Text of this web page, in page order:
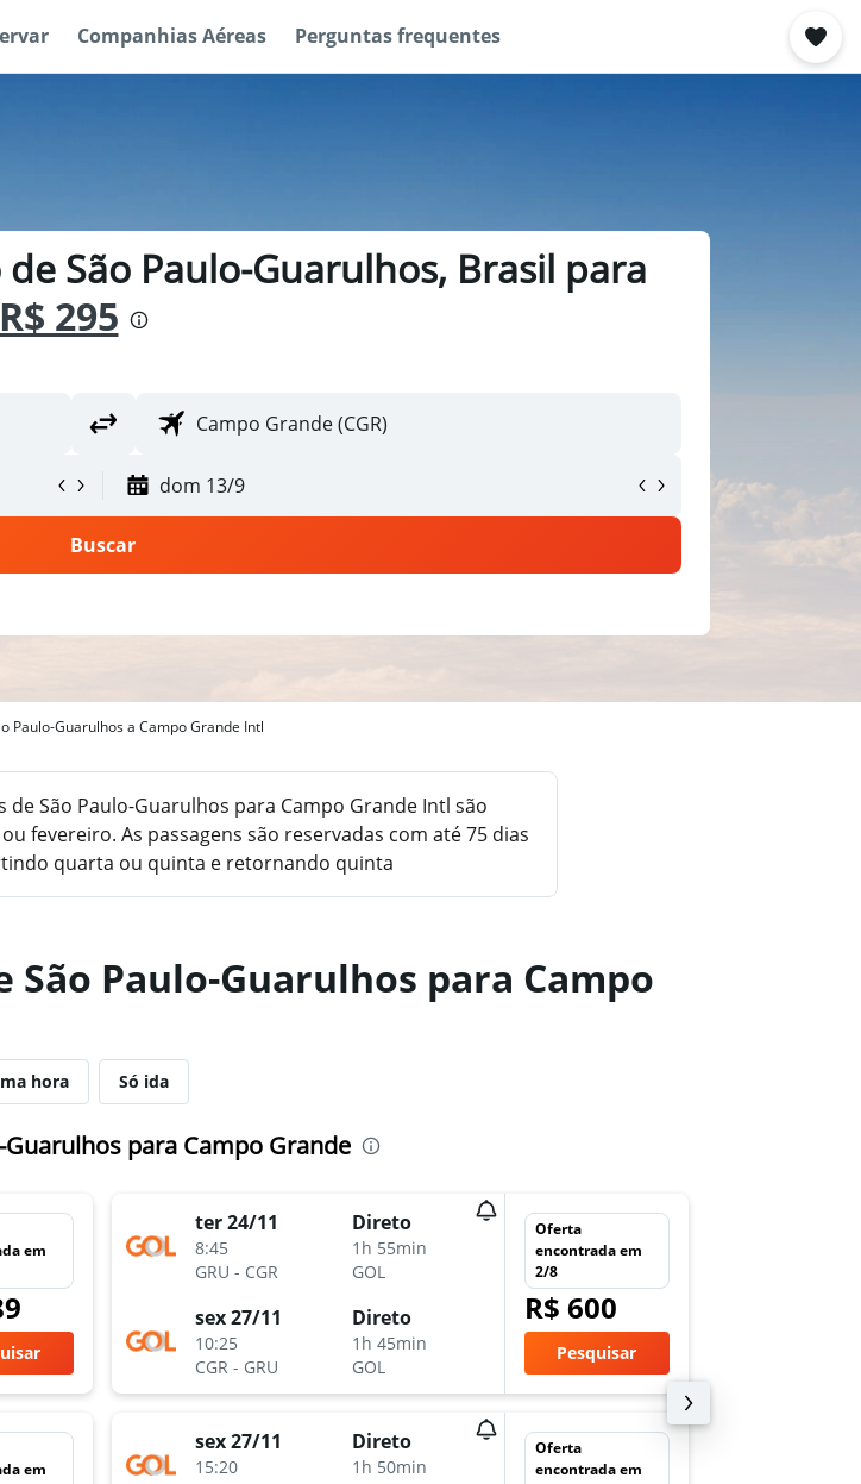
Companhias Aéreas Perguntas frequentes
São Paulo-Guarulhos, Brasil para
R$ 295
dom 13/9
Buscar
Paulo-Guarulhos a Campo Grande Intl
de São Paulo-Guarulhos para Campo Grande Intl são
fevereiro. As passagens são reservadas com até 75 dias
quarta ou quinta e retornando quinta
Paulo-Guarulhos para Campo
hora Só ida
para Campo Grande
em
em
ter 24/11
8:45
GRU - CGR
Direto
1h 55min
GOL
sex 27/11
10:25
CGR - GRU
Direto
1h 45min
GOL
Oferta
encontrada em
2/8
R$ 600
Pesquisar
sex 27/11
15:20
Direto
1h 50min
Oferta
encontrada em